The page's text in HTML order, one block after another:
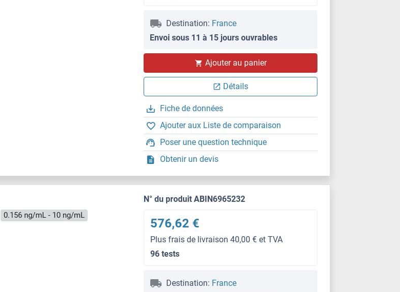
Destination: France
Envoi sous 11 à 15 jours ouvrables
Ajouter au panier
Détails
Fiche de données
Ajouter aux Liste de comparaison
Poser une question technique
Obtenir un devis
0.156 ng/mL - 10 ng/mL
N° du produit ABIN6965232
576,62 €
Plus frais de livraison 40,00 € et TVA
96 tests
Destination: France